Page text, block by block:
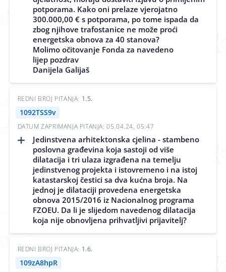
potporama. Kako oni prelaze vjerojatno
300.000,00 € s potporama, po tome ispada da
zbog njihove trafostanice ne može proći
energetska obnova za 40 stanova?
Molimo očitovanje Fonda za navedeno
lijep pozdrav
Danijela Galijaš
REDNI BROJ PITANJA: 1.5.
1092TSS9v
DATUM ZAPRIMANJA PITANJA: 05.04.24, 05:47
Jedinstvena arhitektonska cjelina - stambeno
poslovna građevina koja sastoji od više
dilatacija i tri ulaza izgrađena na temelju
jedinstvenog projekta i istovremeno i na istoj
katastarskoj čestici sa dva kućna broja. Na
jednoj je dilataciji provedena energetska
obnova 2015/2016 iz Nacionalnog programa
FZOEU. Da li je slijedom navedenog dilatacija
koja nije obnovljena prihvatljivi prijavitelj?
REDNI BROJ PITANJA: 1.6.
109zA8hpR